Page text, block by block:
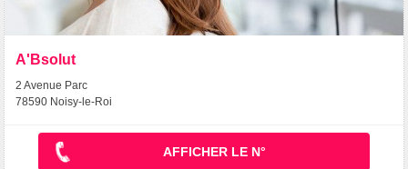
A'Bsolut
2 Avenue Parc
78590 Noisy-le-Roi
AFFICHER LE N°